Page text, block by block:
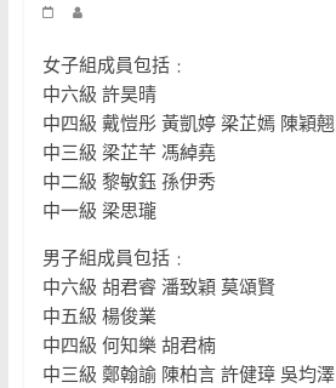
女子組成員包括﹕
中六級 許昊晴
中四級 戴愷彤 黃凱婷 梁芷嫣 陳穎翹
中三級 梁芷芊 馮綽堯
中二級 黎敏鈺 孫伊秀
中一級 梁思瓏
男子組成員包括﹕
中六級 胡君睿 潘致穎 莫頌賢
中五級 楊俊業
中四級 何知樂 胡君楠
中三級 鄭翰諭 陳柏言 許健璋 吳均澤